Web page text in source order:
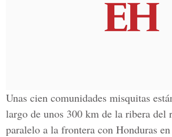
Unas cien comunidades misquitas
largo de unos 300 km de la ribera del
paralelo a la frontera con Honduras